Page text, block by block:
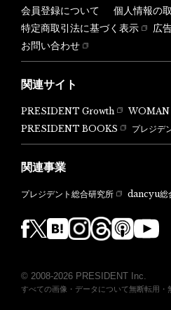
会員登録について
個人情報の
特定商取引法に基づく表示
広
お問い合わせ
関連サイト
PRESIDENT Growth WOMAN
PRESIDENT BOOKS
プレジ
関連事業
プレジデント総合研究所 dancyu総
© 2008-2026 PRESIDENT Inc.
すべての画像・データについて無断転用・